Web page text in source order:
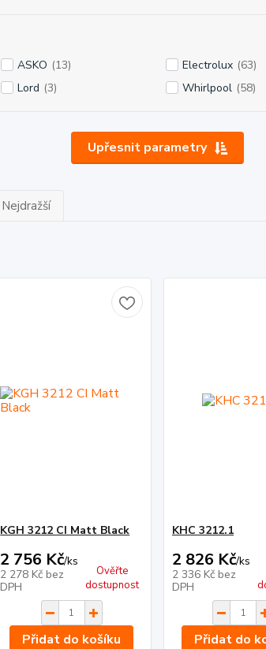
Upřesnit parametry
ASKO (13) Electrolux (63)
Lord (3) Whirlpool (58)
Nejdražší
KGH 3212 CI Matt Black
2 756 Kč/ks
2 278 Kč bez
DPH
Ověřte
dostupnost
Přidat do košíku
KHC 3212.1
2 826 Kč/ks
2 336 Kč bez
DPH
Přidat do